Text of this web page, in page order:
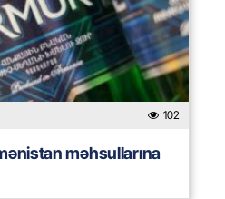
102
məhsullarına